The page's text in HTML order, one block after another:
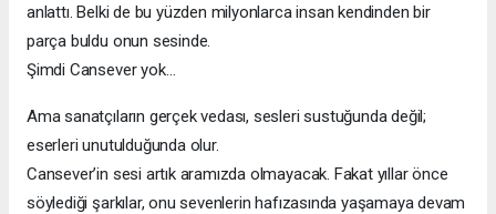
anlattı. Belki de bu yüzden milyonlarca insan kendinden bir
parça buldu onun sesinde.
Şimdi Cansever yok…
Ama sanatçıların gerçek vedası, sesleri sustuğunda değil;
eserleri unutulduğunda olur.
Cansever’in sesi artık aramızda olmayacak. Fakat yıllar önce
söylediği şarkılar, onu sevenlerin hafızasında yaşamaya devam